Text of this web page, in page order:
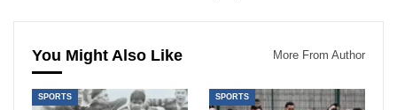
You Might Also Like More From Author
SPORTS SPORTS